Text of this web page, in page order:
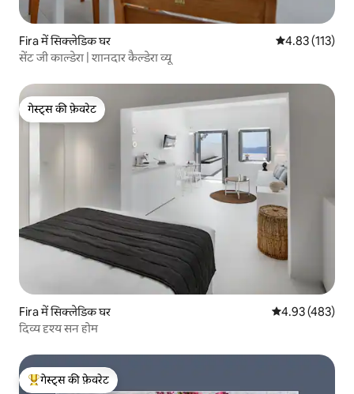
Fira में सिक्लेडिक घर औसत रेटिंग 5 में से
4.83 (113)
सेंट जी काल्डेरा | शानदार कैल्डेरा व्यू
गेस्ट्स की फ़ेवरेट
गेस्ट्स की फ़ेवरेट
Fira में सिक्लेडिक घर औसत रेटिंग 5 में से
4.93 (483)
दिव्य दृश्य सन होम
गेस्ट्स का टॉप फ़ेवरेट
गेस्ट्स की फ़ेवरेट